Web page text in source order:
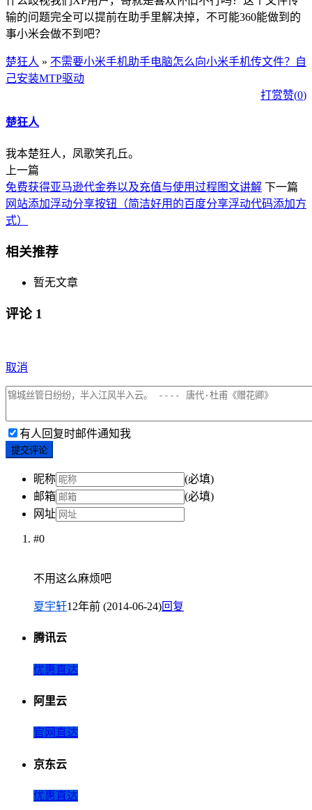
输的问题完全可以提前在助手里解决掉，不可能360能做到的
事小米会做不到吧？
楚狂人 » 不需要小米手机助手电脑怎么向小米手机传文件？自
己安装MTP驱动
打赏赞(0)
楚狂人
我本楚狂人，凤歌笑孔丘。
上一篇
免费获得亚马逊代金券以及充值与使用过程图文讲解 下一篇
网站添加浮动分享按钮（简洁好用的百度分享浮动代码添加方
式）
相关推荐
暂无文章
评论 1
取消
有人回复时邮件通知我
提交评论
昵称
(必填)
邮箱
(必填)
网址
#0
不用这么麻烦吧
夏宇轩12年前 (2014-06-24)回复
腾讯云
优惠直达
阿里云
官网直达
京东云
优惠直达